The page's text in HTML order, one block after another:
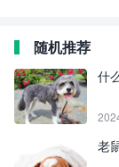
随机推荐
什
老